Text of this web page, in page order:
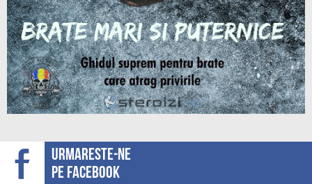
Urmareste-ne
pe facebook